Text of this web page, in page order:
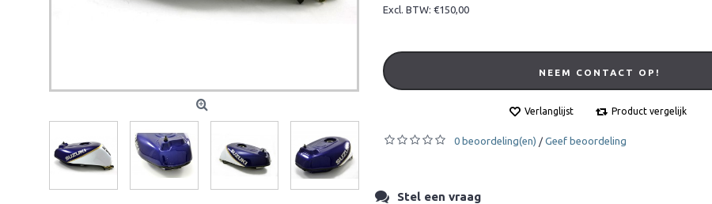
Excl. BTW: €150,00
NEEM CONTACT OP!
Verlanglijst Product vergelijk
0 beoordeling(en) / Geef beoordeling
Stel een vraag